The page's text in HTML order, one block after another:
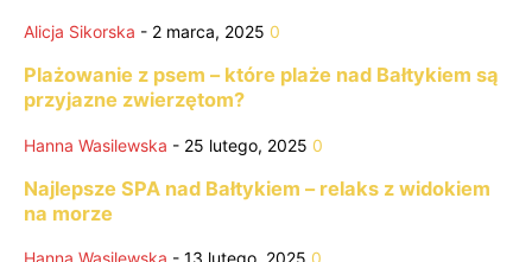
Alicja Sikorska - 2 marca, 2025 0
Plażowanie z psem – które plaże nad Bałtykiem są
przyjazne zwierzętom?
Hanna Wasilewska - 25 lutego, 2025 0
Najlepsze SPA nad Bałtykiem – relaks z widokiem
na morze